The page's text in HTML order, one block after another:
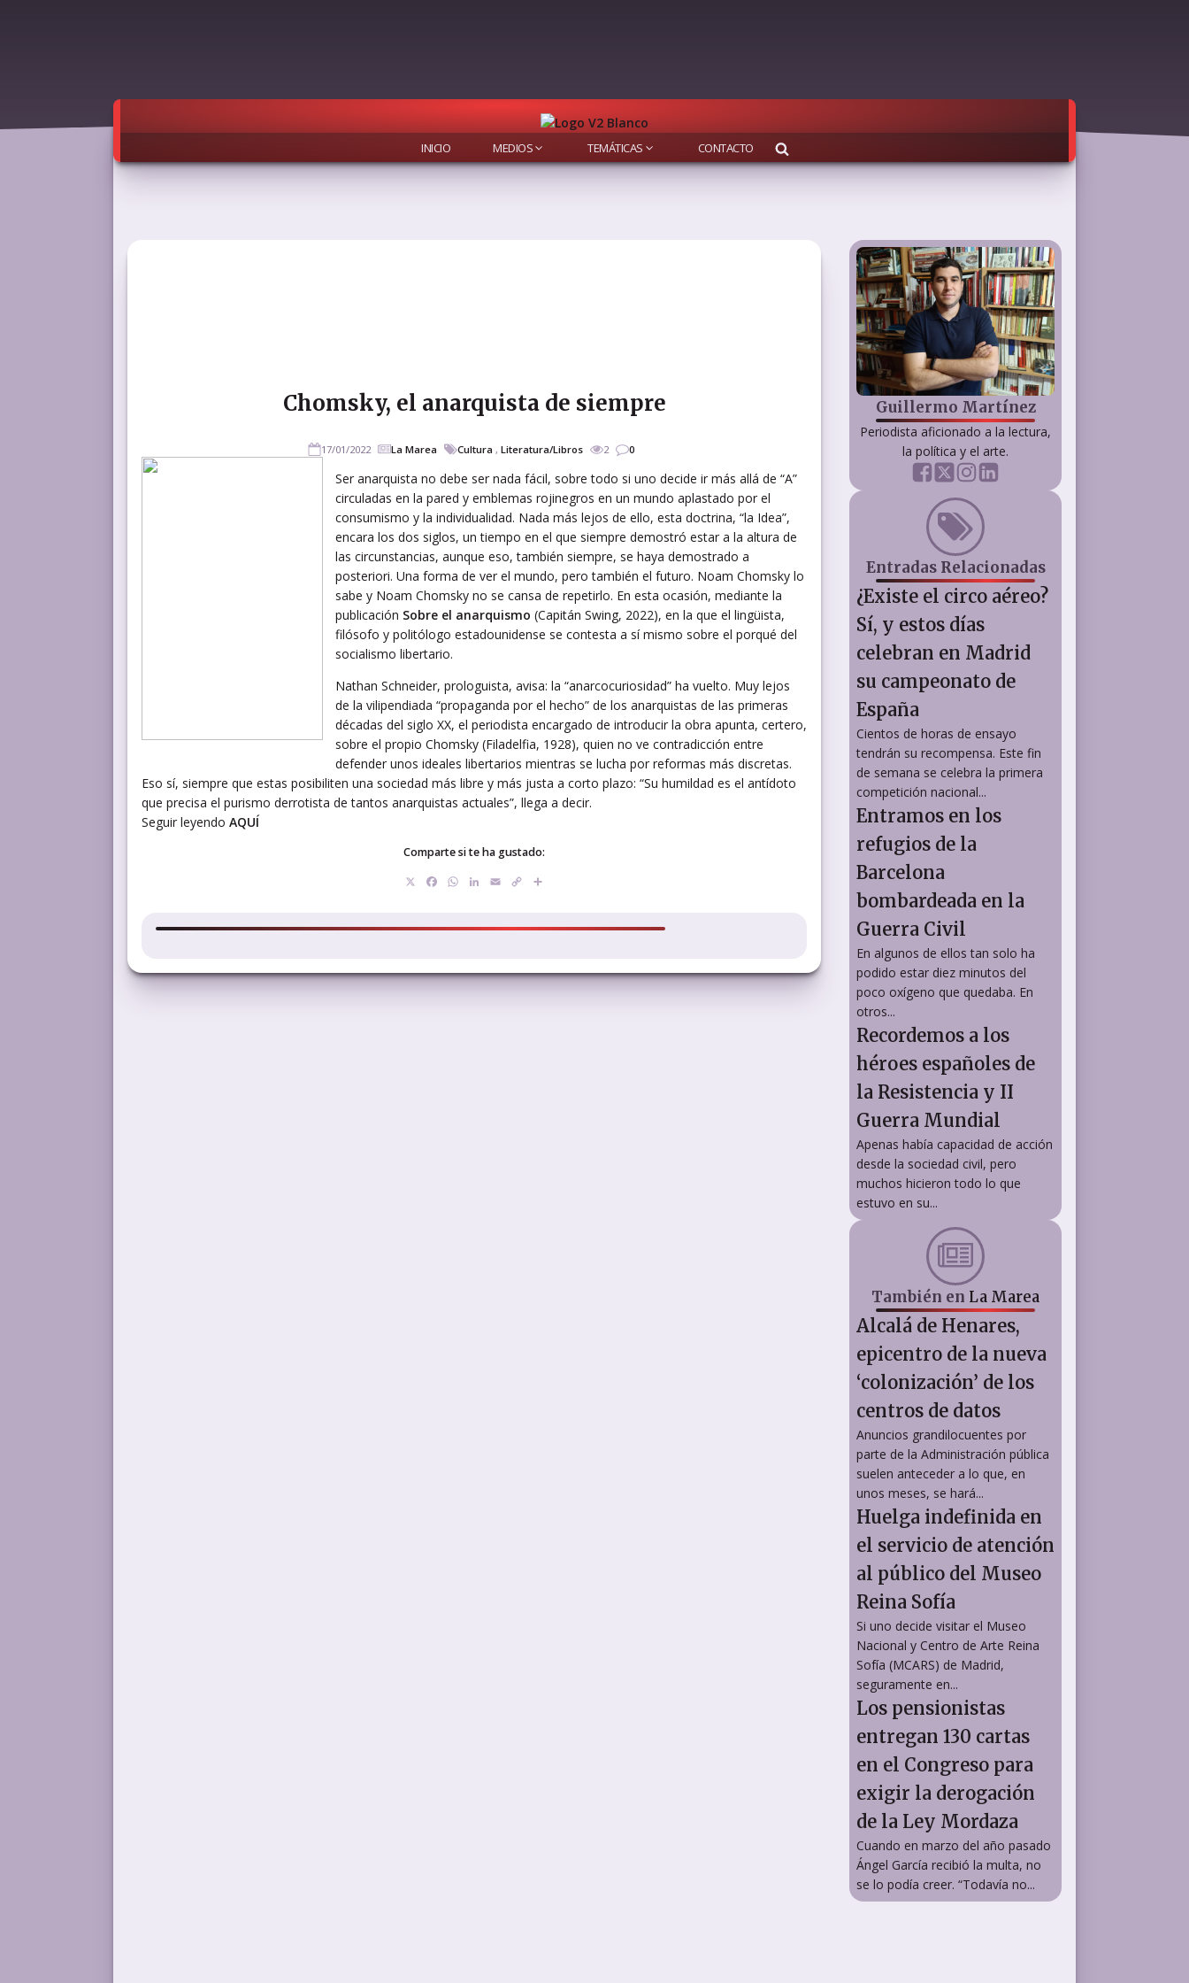
INICIO MEDIOS TEMÁTICAS CONTACTO
Chomsky, el anarquista de siempre
17/01/2022 La Marea Cultura , Literatura/Libros 2 0
Ser anarquista no debe ser nada fácil, sobre todo si uno decide ir más allá de “A”
circuladas en la pared y emblemas rojinegros en un mundo aplastado por el
consumismo y la individualidad. Nada más lejos de ello, esta doctrina, “la Idea”,
encara los dos siglos, un tiempo en el que siempre demostró estar a la altura de
las circunstancias, aunque eso, también siempre, se haya demostrado a
posteriori. Una forma de ver el mundo, pero también el futuro. Noam Chomsky lo
sabe y Noam Chomsky no se cansa de repetirlo. En esta ocasión, mediante la
publicación Sobre el anarquismo (Capitán Swing, 2022), en la que el lingüista,
filósofo y politólogo estadounidense se contesta a sí mismo sobre el porqué del
socialismo libertario.
Nathan Schneider, prologuista, avisa: la “anarcocuriosidad” ha vuelto. Muy lejos
de la vilipendiada “propaganda por el hecho” de los anarquistas de las primeras
décadas del siglo XX, el periodista encargado de introducir la obra apunta, certero,
sobre el propio Chomsky (Filadelfia, 1928), quien no ve contradicción entre
defender unos ideales libertarios mientras se lucha por reformas más discretas.
Eso sí, siempre que estas posibiliten una sociedad más libre y más justa a corto plazo: “Su humildad es el antídoto
que precisa el purismo derrotista de tantos anarquistas actuales”, llega a decir.
Seguir leyendo AQUÍ
Comparte si te ha gustado:
Facebook
WhatsApp
LinkedIn
EmailCopy
Guillermo Martínez
Periodista aficionado a la lectura,
la política y el arte.
Entradas Relacionadas
¿Existe el circo aéreo?
Sí, y estos días
celebran en Madrid
su campeonato de
España
Cientos de horas de ensayo
tendrán su recompensa. Este fin
de semana se celebra la primera
competición nacional...
Entramos en los
refugios de la
Barcelona
bombardeada en la
Guerra Civil
En algunos de ellos tan solo ha
podido estar diez minutos del
poco oxígeno que quedaba. En
otros...
Recordemos a los
héroes españoles de
la Resistencia y II
Guerra Mundial
Apenas había capacidad de acción
desde la sociedad civil, pero
muchos hicieron todo lo que
estuvo en su...
También en La Marea
Alcalá de Henares,
epicentro de la nueva
‘colonización’ de los
centros de datos
Anuncios grandilocuentes por
parte de la Administración pública
suelen anteceder a lo que, en
unos meses, se hará...
Huelga indefinida en
el servicio de atención
al público del Museo
Reina Sofía
Si uno decide visitar el Museo
Nacional y Centro de Arte Reina
Sofía (MCARS) de Madrid,
seguramente en...
Los pensionistas
entregan 130 cartas
en el Congreso para
exigir la derogación
de la Ley Mordaza
Cuando en marzo del año pasado
Ángel García recibió la multa, no
se lo podía creer. “Todavía no...